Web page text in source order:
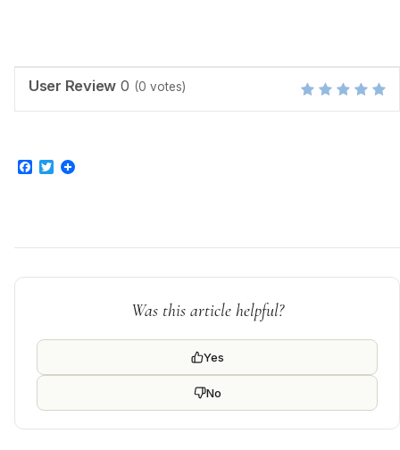
User Review 0 (0 votes)
Facebook
Twitter
Was this article helpful?
Yes
No